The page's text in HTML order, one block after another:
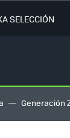
SELECCIÓN
Generación